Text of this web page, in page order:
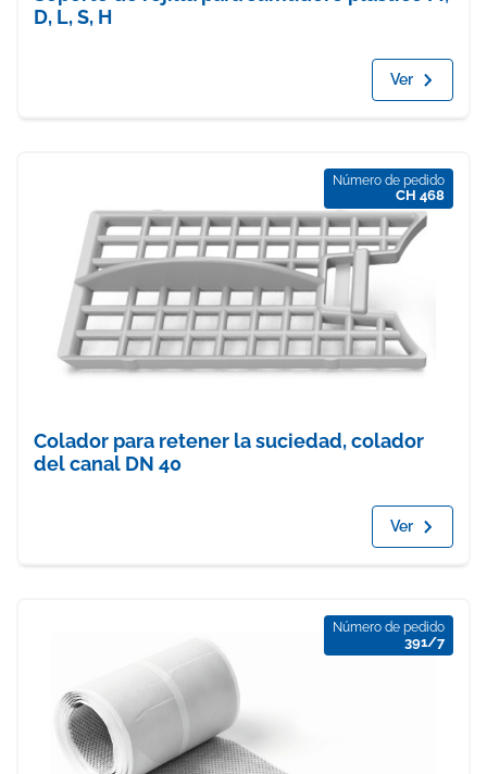
D, L, S, H
Ver
Número de pedido
CH 468
Colador para retener la suciedad, colador
del canal DN 40
Ver
Número de pedido
391/7